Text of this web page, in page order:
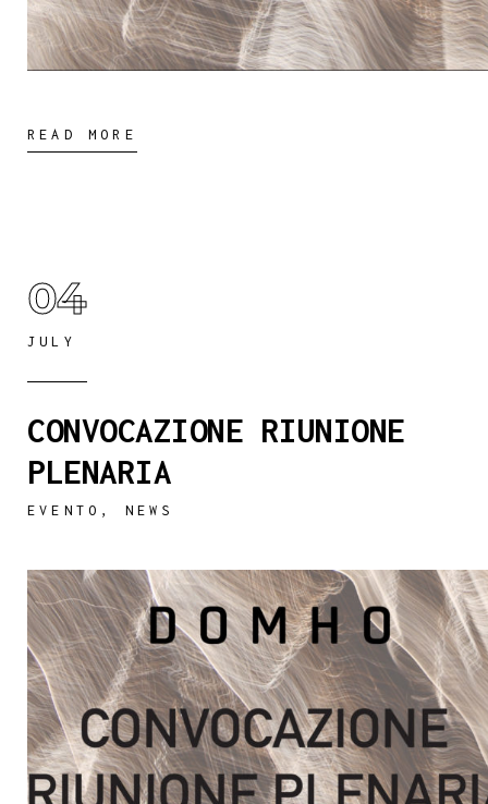
READ MORE
04
JULY
CONVOCAZIONE RIUNIONE
PLENARIA
EVENTO , NEWS